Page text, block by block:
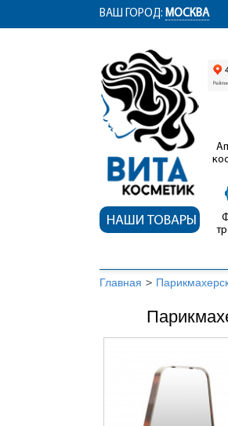
ym(12767704, 'getClientID', function(clientID) {
ВАШ ГОРОД: МОСКВА
НАШИ ТОВАРЫ
Главная >